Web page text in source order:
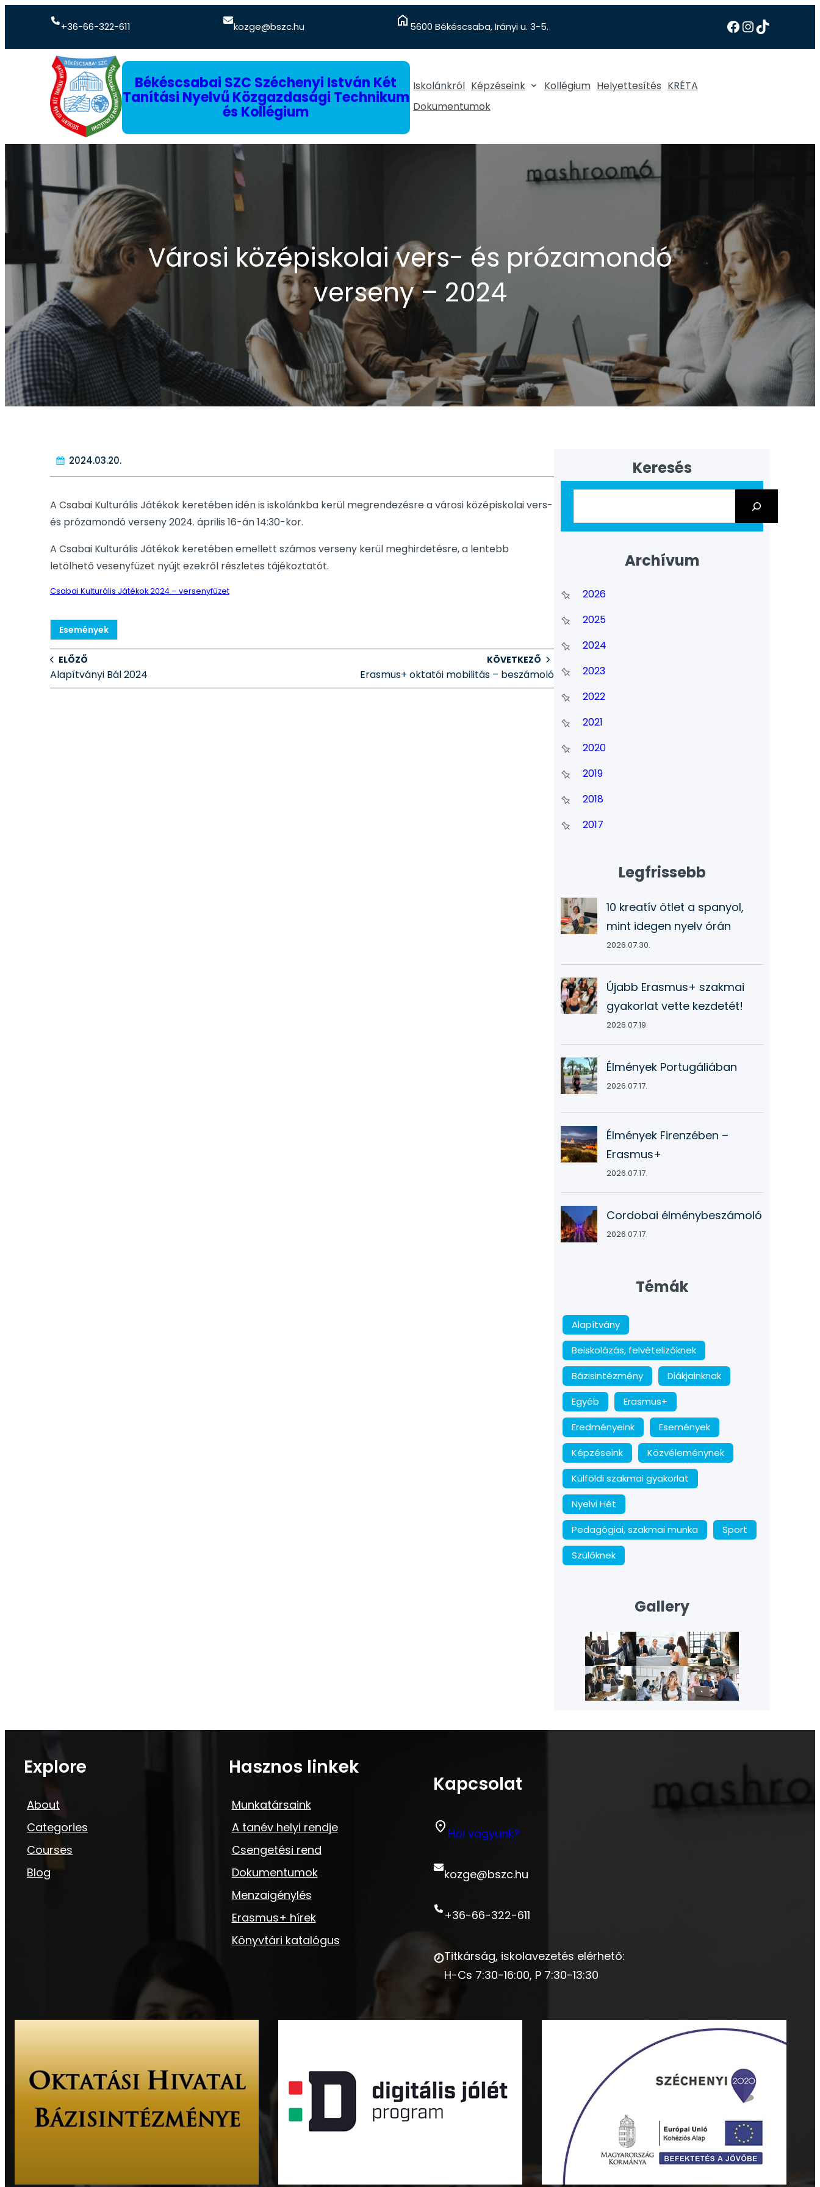
+36-66-322-611 kozge@bszc.hu 5600 Békéscsaba, Irányi u. 3-5.
Békéscsabai SZC Széchenyi István Két
Tanítási Nyelvű Közgazdasági Technikum
és Kollégium
Iskolánkról Képzéseink Kollégium Helyettesítés KRÉTA
Dokumentumok
Városi középiskolai vers- és prózamondó
verseny – 2024
2024.03.20.
A Csabai Kulturális Játékok keretében idén is iskolánkba kerül megrendezésre a városi középiskolai vers-
és prózamondó verseny 2024. április 16-án 14:30-kor.
A Csabai Kulturális Játékok keretében emellett számos verseny kerül meghirdetésre, a lentebb
letölhető vesenyfüzet nyújt ezekről részletes tájékoztatót.
Csabai Kulturális Játékok 2024 – versenyfüzet
Események
ELŐZŐ
Alapítványi Bál 2024
KÖVETKEZŐ
Erasmus+ oktatói mobilitás – beszámoló
Keresés
Archívum
2026
2025
2024
2023
2022
2021
2020
2019
2018
2017
Legfrissebb
10 kreatív ötlet a spanyol,
mint idegen nyelv órán
2026.07.30.
Újabb Erasmus+ szakmai
gyakorlat vette kezdetét!
2026.07.19.
Élmények Portugáliában
2026.07.17.
Élmények Firenzében –
Erasmus+
2026.07.17.
Cordobai élménybeszámoló
2026.07.17.
Témák
Alapítvány
Beiskolázás, felvételizőknek
Bázisintézmény
Diákjainknak
Egyéb
Erasmus+
Eredményeink
Események
Képzéseink
Közvéleménynek
Külföldi szakmai gyakorlat
Nyelvi Hét
Pedagógiai, szakmai munka
Sport
Szülőknek
Gallery
Explore
About
Categories
Courses
Blog
Hasznos linkek
Munkatársaink
A tanév helyi rendje
Csengetési rend
Dokumentumok
Menzaigénylés
Erasmus+ hírek
Könyvtári katalógus
Kapcsolat
Hol vagyunk?
kozge@bszc.hu
+36-66-322-611
Titkárság, iskolavezetés elérhető:
H-Cs 7:30-16:00, P 7:30-13:30